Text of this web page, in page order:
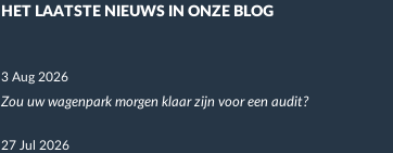
HET LAATSTE NIEUWS IN ONZE BLOG
3 Aug 2026
Zou uw wagenpark morgen klaar zijn voor een audit?
27 Jul 2026